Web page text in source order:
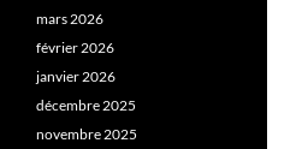
mars 2026
février 2026
janvier 2026
décembre 2025
novembre 2025